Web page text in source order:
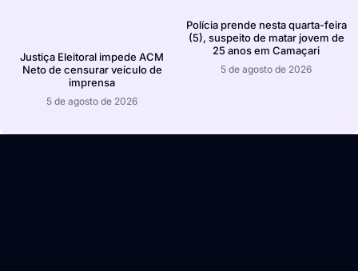
Justiça Eleitoral impede ACM
Neto de censurar veículo de
imprensa
5 de agosto de 2026
Polícia prende nesta quarta-feira
(5), suspeito de matar jovem de
25 anos em Camaçari
5 de agosto de 2026